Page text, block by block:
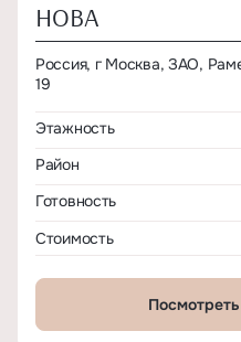
НОВА
Россия, г Москва, ЗАО,
19
Этажность
Район
Готовность
Стоимость